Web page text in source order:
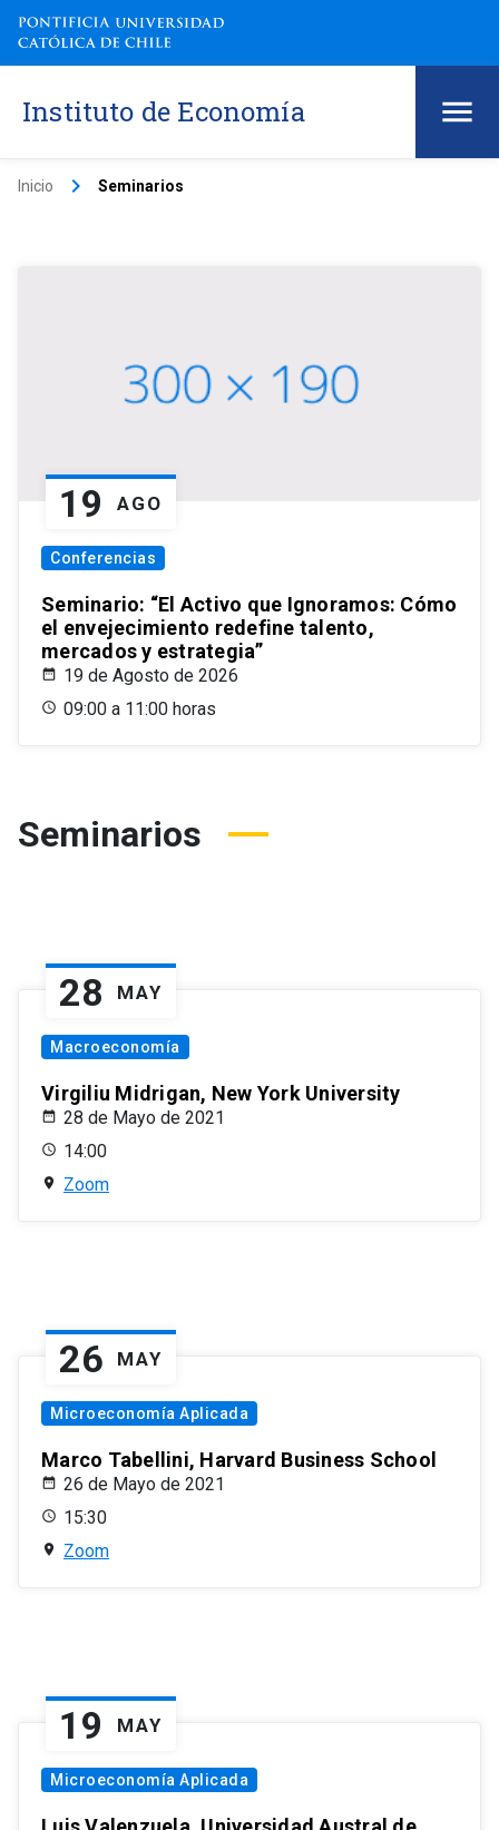
Instituto de Economía
Inicio keyboard_arrow_right Seminarios
19 AGO
Conferencias
Seminario: “El Activo que Ignoramos: Cómo
el envejecimiento redefine talento,
mercados y estrategia”
19 de Agosto de 2026
09:00 a 11:00 horas
Seminarios
28 MAY
Macroeconomía
Virgiliu Midrigan, New York University
28 de Mayo de 2021
14:00
Zoom
26 MAY
Microeconomía Aplicada
Marco Tabellini, Harvard Business School
26 de Mayo de 2021
15:30
Zoom
19 MAY
Microeconomía Aplicada